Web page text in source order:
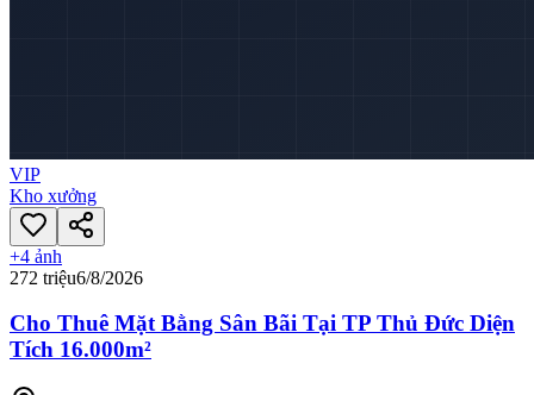
VIP
Kho xưởng
+4 ảnh
272 triệu6/8/2026
Cho Thuê Mặt Bằng Sân Bãi Tại TP Thủ Đức Diện
Tích 16.000m²